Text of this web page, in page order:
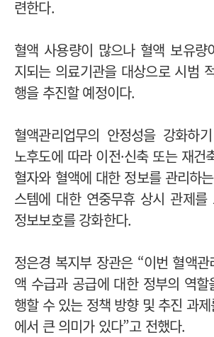
련한다.
혈액 사용량이 많으나 혈액 보유량
지되는 의료기관을 대상으로 시범
행을 추진할 예정이다.
혈액관리업무의 안정성을 강화하
노후도에 따라 이전·신축 또는 재건
혈자와 혈액에 대한 정보를 관리하
스템에 대한 연중무휴 상시 관제를
정보보호를 강화한다.
정은경 복지부 장관은 “이번 혈액
액 수급과 공급에 대한 정부의 역할
행할 수 있는 정책 방향 및 추진 과
에서 큰 의미가 있다”고 전했다.